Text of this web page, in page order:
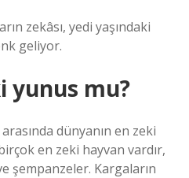
zekâsı, yedi yaşındaki
geliyor.
yunus mu?
dünyanın en zeki
en zeki hayvan vardır,
şempanzeler. Kargaların